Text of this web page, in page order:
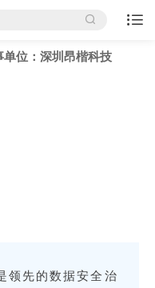
 
单位：深圳昂楷科技
领先的数据安全治